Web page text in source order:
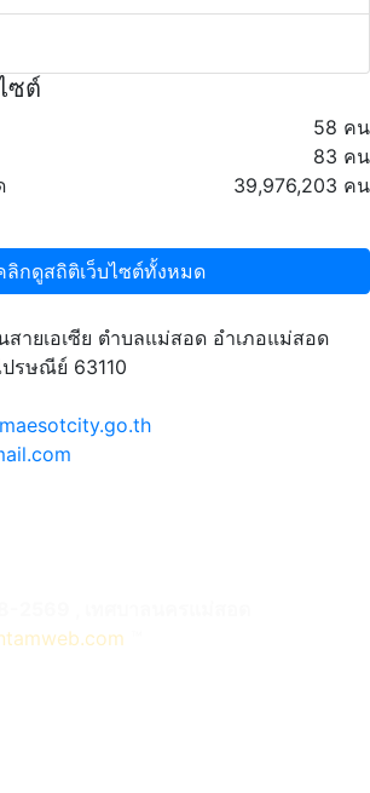
ซต์
58 คน
83 คน
39,976,203 คน
ลิกดูสถิติเว็บไซต์ทั้งหมด
ายเอเซีย ตำบลแม่สอด อำเภอแม่สอด
รษณีย์ 63110